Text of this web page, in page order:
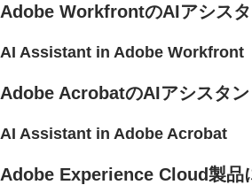
Adobe WorkfrontのAIアシスタ
AI Assistant in Adobe Workfront
Adobe AcrobatのAIアシスタン
AI Assistant in Adobe Acrobat
Adobe Experience Cloud製品